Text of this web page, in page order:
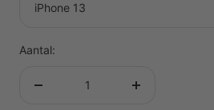
iPhone 13
Aantal:
Aantal